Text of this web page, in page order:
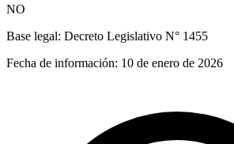
NO
Base legal: Decreto Legislativo N° 1455
Fecha de información: 10 de enero de 2026